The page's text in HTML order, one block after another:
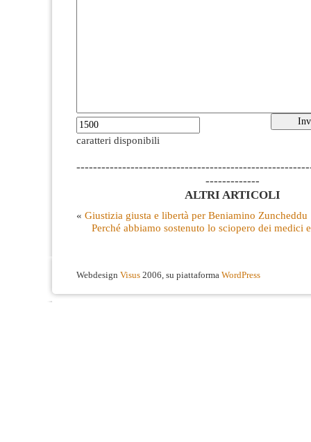
caratteri disponibili
-------------
ALTRI ARTICOLI
« Giustizia giusta e libertà per Beniamino Zuncheddu
Perché abbiamo sostenuto lo sciopero dei medici
Webdesign Visus 2006, su piattaforma WordPress